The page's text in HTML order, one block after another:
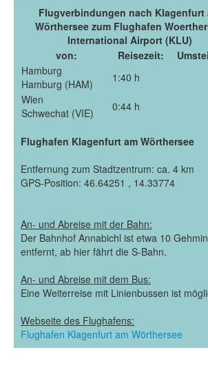
Flugverbindungen nach Klagenfurt
Wörthersee zum Flughafen
International Airport (KLU)
von:
Reisezeit:
Hamburg
Hamburg (HAM)
1:40 h
Wien
Schwechat (VIE)
0:44 h
Flughafen Klagenfurt am Wörthersee
Entfernung zum Stadtzentrum: ca. 4 km
GPS-Position: 46.64251 , 14.33774
An- und Abreise mit der Bahn:
Der Bahnhof Annabichl ist etwa 10
entfernt, ab hier fährt die S-Bahn.
An- und Abreise mit dem Bus:
Eine Weiterreise mit Linienbussen ist
Webseite des Flughafens:
Flughafen Klagenfurt am Wörthersee